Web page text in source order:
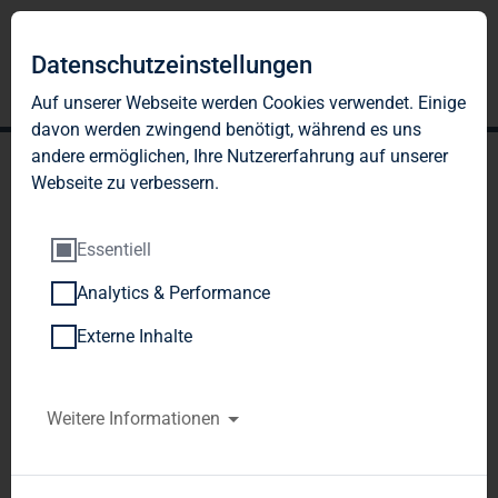
TAG Immobilien AG:
Vorläufige Zahlen für 2008
TAG Immobilien AG / Vorläufiges
Datenschutzeinstellungen
Auf unserer Webseite werden Cookies verwendet. Einige
davon werden zwingend benötigt, während es uns
andere ermöglichen, Ihre Nutzererfahrung auf unserer
Webseite zu verbessern.
Essentiell
Analytics & Performance
Externe Inhalte
Weitere Informationen